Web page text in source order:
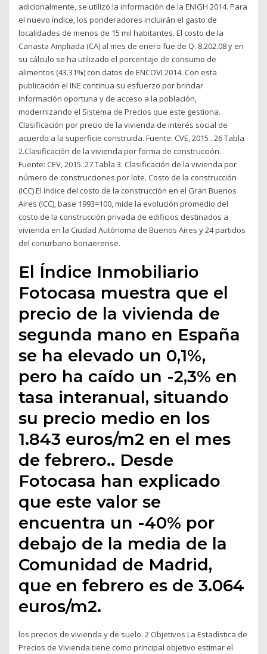
adicionalmente, se utilizó la información de la ENIGH 2014. Para
el nuevo índice, los ponderadores incluirán el gasto de
localidades de menos de 15 mil habitantes. El costo de la
Canasta Ampliada (CA) al mes de enero fue de Q. 8,202.08 y en
su cálculo se ha utilizado el porcentaje de consumo de
alimentos (43.31%) con datos de ENCOVI 2014. Con esta
publicación el INE continua su esfuerzo por brindar
información oportuna y de acceso a la población,
modernizando el Sistema de Precios que este gestiona.
Clasificación por precio de la vivienda de interés social de
acuerdo a la superficie construida. Fuente: CVE, 2015 ..26 Tabla
2.Clasificación de la vivienda por forma de construcción.
Fuente: CEV, 2015..27 Tabla 3. Clasificación de la vivienda por
número de construcciones por lote. Costo de la construcción
(ICC) El índice del costo de la construcción en el Gran Buenos
Aires (ICC), base 1993=100, mide la evolución promedio del
costo de la construcción privada de edificios destinados a
vivienda en la Ciudad Autónoma de Buenos Aires y 24 partidos
del conurbano bonaerense.
El Índice Inmobiliario
Fotocasa muestra que el
precio de la vivienda de
segunda mano en España
se ha elevado un 0,1%,
pero ha caído un -2,3% en
tasa interanual, situando
su precio medio en los
1.843 euros/m2 en el mes
de febrero.. Desde
Fotocasa han explicado
que este valor se
encuentra un -40% por
debajo de la media de la
Comunidad de Madrid,
que en febrero es de 3.064
euros/m2.
los precios de vivienda y de suelo. 2 Objetivos La Estadística de
Precios de Vivienda tiene como principal objetivo estimar el